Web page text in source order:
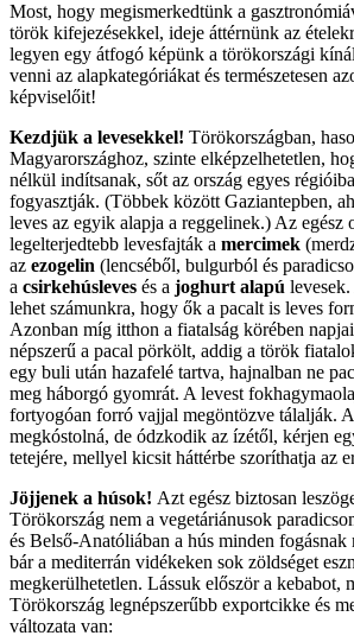
Most, hogy megismerkedtünk a
török kifejezésekkel, ideje áttérnünk az
legyen egy átfogó képünk a törökországi
venni az alapkategóriákat és természetesen
képviselőit!
Kezdjük a levesekkel! Törökországban,
Magyarországhoz, szinte elképzelhetetlen,
nélkül indítsanak, sőt az ország egyes
fogyasztják. (Többek között Gaziantepben,
leves az egyik alapja a reggelinek.) Az egész
legelterjedtebb levesfajták a mercimek
az ezogelin (lencséből, bulgurból és
a csirkehúsleves és a joghurt alapú
lehet számunkra, hogy ők a pacalt is leves
Azonban míg itthon a fiatalság körében
népszerű a pacal pörkölt, addig a török
egy buli után hazafelé tartva, hajnalban ne
meg háborgó gyomrát. A levest
fortyogóan forró vajjal megöntözve tálalják.
megkóstolná, de ódzkodik az ízétől, kérjen
tetejére, mellyel kicsit háttérbe szoríthatja az
Jöjjenek a húsok! Azt egész biztosan
Törökország nem a vegetáriánusok
és Belső-Anatóliában a hús minden fogásnak
bár a mediterrán vidékeken sok zöldséget
megkerülhetetlen. Lássuk először a kebabot,
Törökország legnépszerűbb exportcikke és
változata van: